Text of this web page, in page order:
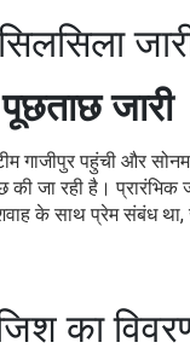
जारी
गाजीपुर पहुंची और
की जा रही है।
के साथ प्रेम संबंध
का